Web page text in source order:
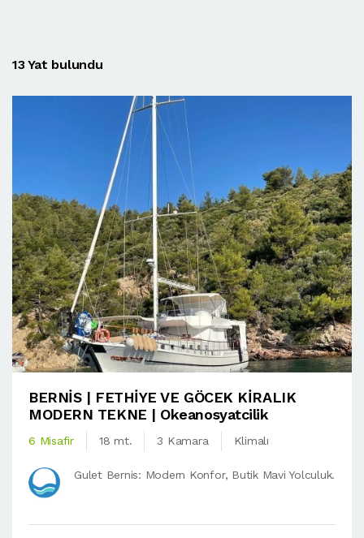
13 Yat bulundu
BERNİS | FETHİYE VE GÖCEK KİRALIK
MODERN TEKNE | Okeanosyatcilik
6 Misafir 18 mt. 3 Kamara Klimalı
Gulet Bernis: Modern Konfor, Butik Mavi Yolculuk.